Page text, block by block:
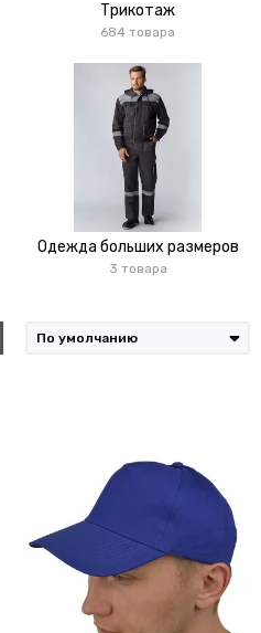
Трикотаж
684 товара
Одежда больших размеров
3 товара